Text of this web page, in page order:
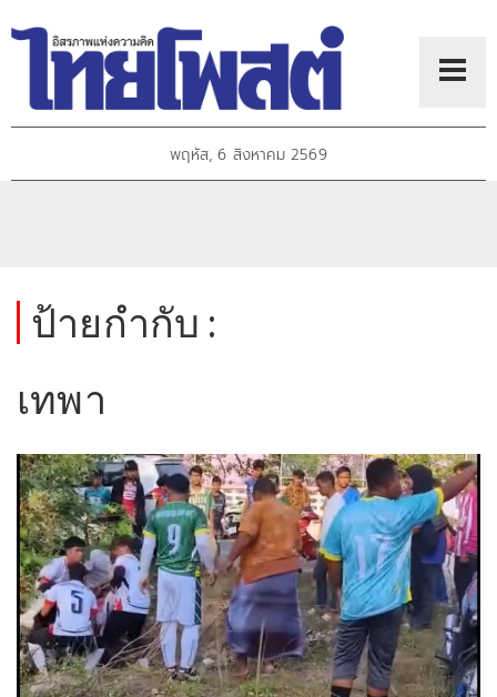
พฤหัส, 6 สิงหาคม 2569
ป้ายกำกับ :
เทพา